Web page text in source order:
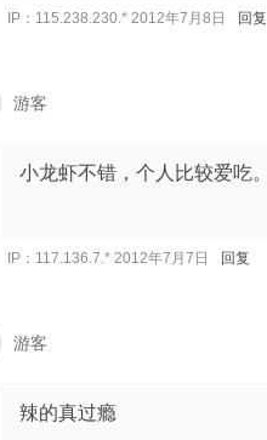
IP：115.238.230.* 2012年7月8日 回复
游客
小龙虾不错，个人比较爱吃。
IP：117.136.7.* 2012年7月7日 回复
游客
辣的真过瘾